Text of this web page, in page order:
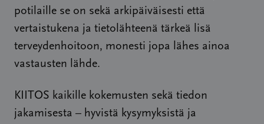
potilaille se on sekä arkipäiväisesti että
vertaistukena ja tietolähteenä tärkeä lisä
terveydenhoitoon, monesti jopa lähes ainoa
vastausten lähde.
KIITOS kaikille kokemusten sekä tiedon
jakamisesta – hyvistä kysymyksistä ja